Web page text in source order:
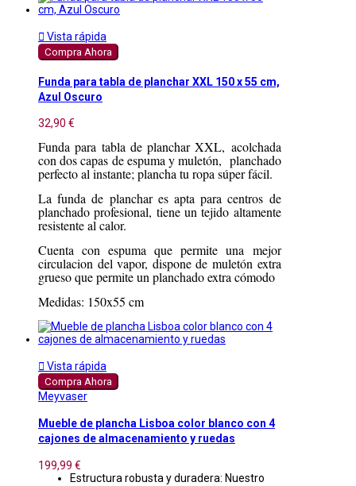
 Vista rápida
Compra Ahora
Funda para tabla de planchar XXL 150 x 55 cm,
Azul Oscuro
32,90 €
Funda para tabla de planchar XXL, acolchada
con dos capas de espuma y muletón, planchado
perfecto al instante; plancha tu ropa súper fácil.
La funda de planchar es apta para centros de
planchado profesional, tiene un tejido altamente
resistente al calor.
Cuenta con espuma que permite una mejor
circulacion del vapor, dispone de muletón extra
grueso que permite un planchado extra cómodo
Medidas: 150x55 cm
 Vista rápida
Compra Ahora
Meyvaser
Mueble de plancha Lisboa color blanco con 4
cajones de almacenamiento y ruedas
199,99 €
Estructura robusta y duradera: Nuestro